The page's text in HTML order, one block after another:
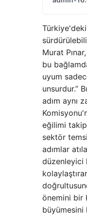
Murat
bu
uyum
unsurdur.”
adım aynı
eğilimi
sektör
adımlar
düzenleyici
önemini bir
büyümesini